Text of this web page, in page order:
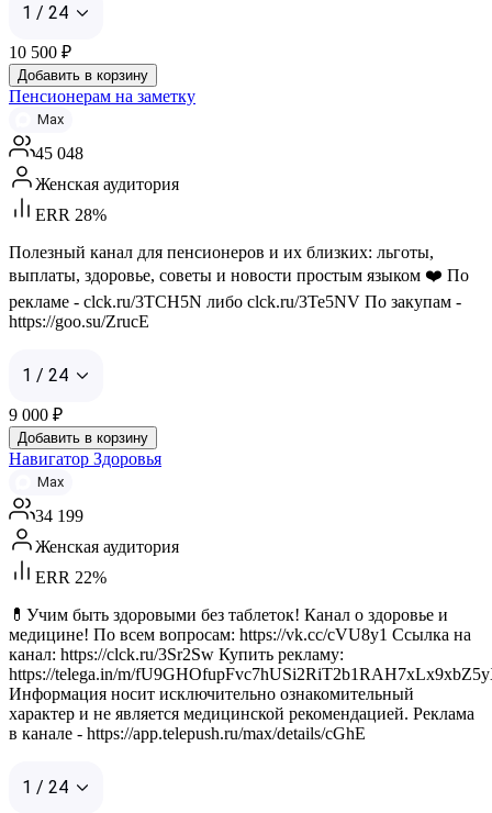
1 / 24
10 500 ₽
Добавить в корзину
Пенсионерам на заметку
Max
45 048
Женская аудитория
ERR 28%
Полезный канал для пенсионеров и их близких: льготы,
выплаты, здоровье, советы и новости простым языком ❤️ По
рекламе - clck.ru/3TCH5N либо clck.ru/3Te5NV По закупам -
https://goo.su/ZrucE
1 / 24
9 000 ₽
Добавить в корзину
Навигатор Здоровья
Max
34 199
Женская аудитория
ERR 22%
💊Учим быть здоровыми без таблеток! Канал о здоровье и
медицине! По всем вопросам: https://vk.cc/cVU8y1 Ссылка на
канал: https://clck.ru/3Sr2Sw Купить рекламу:
https://telega.in/m/
Информация носит исключительно ознакомительный
характер и не является медицинской рекомендацией. Реклама
в канале - https://app.telepush.ru/max/details/cGhE
1 / 24